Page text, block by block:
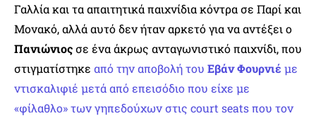
Γαλλία και τα απαιτητικά παιχνίδια κόντρα σε Παρί και
Μονακό, αλλά αυτό δεν ήταν αρκετό για να αντέξει ο
Πανιώνιοςσε ένα άκρως ανταγωνιστικό παιχνίδι, που
στιγματίστηκε από την αποβολή του Εβάν Φουρνιέ με
ντισκαλιφιέ μετά από επεισόδιο που είχε με
«φίλαθλο» των γηπεδούχων στις court seats που τον